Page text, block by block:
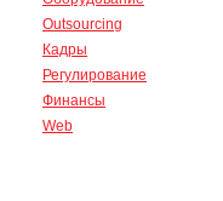
Outsourcing
Кадры
Регулирование
Финансы
Web